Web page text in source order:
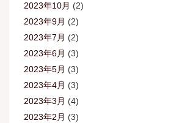
2023年10月 (2)
2023年9月 (2)
2023年7月 (2)
2023年6月 (3)
2023年5月 (3)
2023年4月 (3)
2023年3月 (4)
2023年2月 (3)